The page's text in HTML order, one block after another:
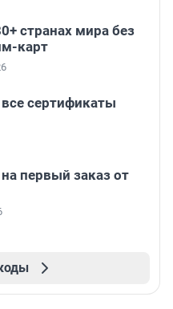
странах мира без
карт
сертификаты
первый заказ от